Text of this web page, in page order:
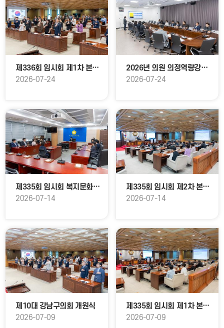
제336회 임시회 제1차 본회의
2026-07-24
2026년 의원 의정역량강화 교육 <자치법규의 이해>
2026-07-24
제335회 임시회 복지문화위원회
2026-07-14
제335회 임시회 제2차 본회의
2026-07-14
제10대 강남구의회 개원식
2026-07-09
제335회 임시회 제1차 본회의
2026-07-09